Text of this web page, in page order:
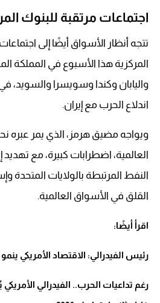
اجتماعات مرتقبة للبنوك
تتجه أنظار الأسواق أيضًا إلى
المركزية هذا الأسبوع في المملكة
واليابان وكندا وسويسرا والسويد،
اندلاع الحرب مع إيران.
ويواجه مضيق هرمز، الذي يمر
العالمية، اضطرابات كبيرة، مع
النفط المرتبطة بالولايات المتحدة
القلق في الأسواق العالمية.
اقرأ أيضًا:
رئيس الفيدرالي: الاقتصاد الأمريكي
رغم تداعيات الحرب.. الفيدرالي الأمريكي